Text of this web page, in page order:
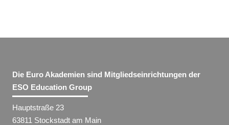
Die Euro Akademien sind Mitgliedseinrichtungen der
ESO Education Group
Hauptstraße 23
63811 Stockstadt am Main